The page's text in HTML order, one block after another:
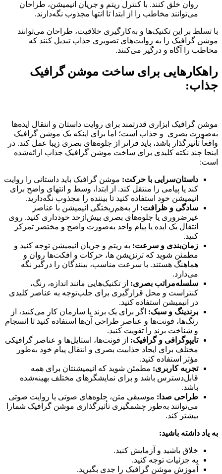
روان خلق کنند. با کنترل ریتم و جریان انیمیشن، طراحان
می‌توانند مخاطب را از ابتدا تا انتها مجذوب نگه‌دارند.
با تسلط بر این تکنیک‌ها و به‌کارگیری خلاقیت، طراحان می‌توانند
موشن گرافیک را به روایت‌های تصویری جذاب تبدیل کنند که
مخاطب را آگاه و درگیر می‌کنند.
راهکارهایی برای ساخت موشن گرافیک
جذاب:
موشن گرافیک ابزاری قدرتمند برای روایت داستان و انتقال ایده‌ها
به‌صورت بصری و جذاب است؛ اما برای اینکه یک موشن گرافیک
واقعاً تأثیرگذار باشد، باید فراتر از جلوه‌های بصری زیبا عمل کند. در
اینجا چند نکته کلیدی برای ساخت موشن گرافیک جذاب ارائه‌شده
است:
داستان‌سرایی با حرکت: موشن گرافیک باید داستانی را روایت
کند یا پیامی را منتقل کند. از ابتدا، وسط و انتهای واضح برای
انیمیشن خود استفاده کنید تا بیننده را مجذوب نگه‌دارید.
سادگی و ظرافت: از به‌هم‌ریختگی انیمیشن با عناصر
غیرضروری یا جلوه‌های بصری بیش‌ازحد خودداری کنید. روی
انتقال یک ایده یا پیام واحد به‌صورت واضح و مختصر تمرکز
کنید.
زمان‌بندی و سرعت: به ریتم و جریان انیمیشن توجه کنید و
مطمئن شوید که ترنزیشن ها، حرکات و افکت‌ها روان و
هماهنگ هستند. با سرعت مناسب، بینندگان را درگیر نگه
می‌دارد.
سلسله‌مراتب بصری: از تکنیک‌هایی مانند اندازه، رنگ،
کنتراست و محل قرارگیری برای جلب‌توجه به عناصر کلیدی
در انیمیشن استفاده کنید.
برندینگ و سبک: اگر برای یک برند یا سازمان کار می‌کنید، از
رنگ‌ها، فونت‌ها و عناصر طراحی آن‌ها استفاده کنید تا انسجام
و شناخت برند را تقویت کنید.
تایپوگرافی و گرافیک: از فونت‌ها، استایل‌ها و عناصر گرافیکی
مختلف برای ایجاد جذابیت بصری و انتقال پیام خود به‌طور
مؤثر استفاده کنید.
تجربه کاربری: مطمئن شوید که انیمیشنتان برای همه
قابل‌دسترس باشد و برای نمایشگرهای مختلف بهینه‌شده
باشد.
طراحی صدا: موسیقی متن، جلوه‌های صوتی یا روایت صوتی
می‌توانند به‌طور چشمگیری تأثیرگذاری موشن گرافیک شمارا
بیشتر کند.
به یاد داشته باشید:
خلاق باشید و آزمایش کنید.
به جزئیات توجه کنید.
آموزش موشن گرافیک را جدی بگیرید.